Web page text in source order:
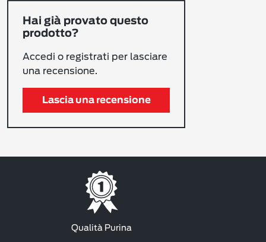
Hai già provato questo
prodotto?
Accedi o registrati per lasciare
una recensione.
Lascia una recensione
Qualità Purina